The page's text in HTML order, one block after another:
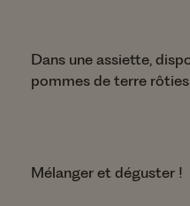
Dans une assiette,
pommes de terre
Mélanger et déguster !